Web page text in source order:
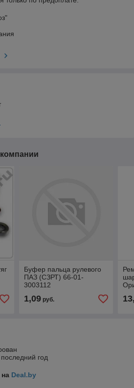
Буфер пальца рулевого
ПАЗ (СЗРТ) 66-01-
3003112
1,09руб.
год
Deal.by